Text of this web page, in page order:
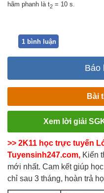
hãm phanh là t2 = 10 s.
1 bình luận
Báo
Bài
Xem lời giải
>> 2K11 học trực tuyến
Tuyensinh247.com, Kiến
mới nhất. Cam kết giúp
chỉ sau 3 tháng, hoàn trả